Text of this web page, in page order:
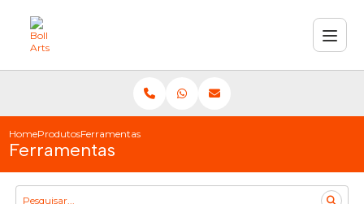
HomeProdutosFerramentas
Ferramentas